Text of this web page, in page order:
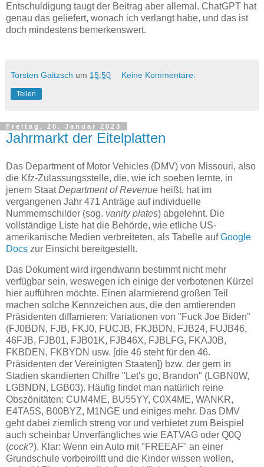
Entschuldigung taugt der Beitrag aber allemal. ChatGPT hat
genau das geliefert, wonach ich verlangt habe, und das ist
doch mindestens bemerkenswert.
Torsten Gaitzsch um 15:50 Keine Kommentare:
Teilen
Freitag, 20. Januar 2023
Jahrmarkt der Eitelplatten
Das Department of Motor Vehicles (DMV) von Missouri, also
die Kfz-Zulassungsstelle, die, wie ich soeben lernte, in
jenem StaatDepartment of Revenue heißt, hat im
vergangenen Jahr 471 Anträge auf individuelle
Nummernschilder (sog. vanity plates) abgelehnt. Die
vollständige Liste hat die Behörde, wie etliche US-
amerikanische Medien verbreiteten, als Tabelle aufGoogle
Docs zur Einsicht bereitgestellt.
Das Dokument wird irgendwann bestimmt nicht mehr
verfügbar sein, weswegen ich einige der verbotenen Kürzel
hier aufführen möchte. Einen alarmierend großen Teil
machen solche Kennzeichen aus, die den amtierenden
Präsidenten diffamieren: Variationen von "Fuck Joe Biden"
(FJ0BDN, FJB, FKJ0, FUCJB, FKJBDN, FJB24, FUJB46,
46FJB, FJB01, FJB01K, FJB46X, FJBLFG, FKAJ0B,
FKBDEN, FKBYDN usw. [die 46 steht für den 46.
Präsidenten der Vereinigten Staaten]) bzw. der gern in
Stadien skandierten Chiffre "Let's go, Brandon" (LGBN0W,
LGBNDN, LGB03). Häufig findet man natürlich reine
Obszönitäten: CUM4ME, BU55YY, C0X4ME, WANKR,
E4TA5S, B00BYZ, M1NGE und einiges mehr. Das DMV
geht dabei ziemlich streng vor und verbietet zum Beispiel
auch scheinbar Unverfängliches wie EATVAG oder Q0Q
(cock?). Klar: Wenn ein Auto mit "FREEAF" an einer
Grundschule vorbeirolltt und die Kinder wissen wollen,